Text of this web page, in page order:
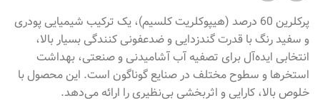
پرکلرین 60 درصد (هیپوکلریت کلسیم)، یک ترکیب شیمیایی پودری
و سفید رنگ با قدرت گندزدایی و ضدعفونی کنندگی بسیار بالا،
انتخابی ایده‌آل برای تصفیه آب آشامیدنی و صنعتی، بهداشت
استخرها و سطوح مختلف در صنایع گوناگون است. این محصول با
خلوص بالا، کارایی و اثربخشی بی‌نظیری را ارائه می‌دهد.